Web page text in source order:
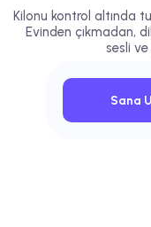
Kilonu kontrol altında
Evinden çıkmadan,
sesli
Sana